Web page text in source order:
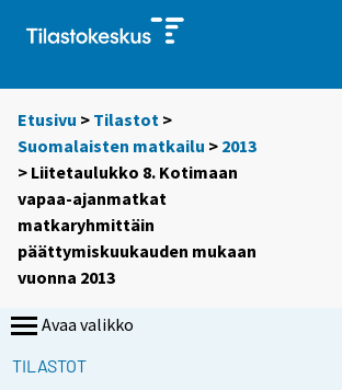
Etusivu > Tilastot >
Suomalaisten matkailu > 2013
> Liitetaulukko 8. Kotimaan
vapaa-ajanmatkat
matkaryhmittäin
päättymiskuukauden mukaan
vuonna 2013
Avaa valikko
TILASTOT